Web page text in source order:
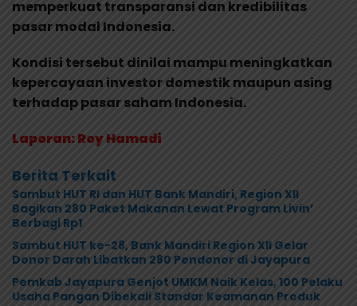
memperkuat transparansi dan kredibilitas
pasar modal Indonesia.
Kondisi tersebut dinilai mampu meningkatkan
kepercayaan investor domestik maupun asing
terhadap pasar saham Indonesia.
Laporan: Roy Hamadi
Berita Terkait
Sambut HUT RI dan HUT Bank Mandiri, Region XII
Bagikan 280 Paket Makanan Lewat Program Livin’
Berbagi Rp1
Sambut HUT ke-28, Bank Mandiri Region XII Gelar
Donor Darah Libatkan 280 Pendonor di Jayapura
Pemkab Jayapura Genjot UMKM Naik Kelas, 100 Pelaku
Usaha Pangan Dibekali Standar Keamanan Produk